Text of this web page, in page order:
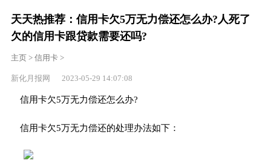
天天热推荐：信用卡欠5万无力偿还怎么办?人死了
欠的信用卡跟贷款需要还吗?
主页> 信用卡>
新化月报网 2023-05-29 14:07:08
信用卡欠5万无力偿还怎么办?
信用卡欠5万无力偿还的处理办法如下：